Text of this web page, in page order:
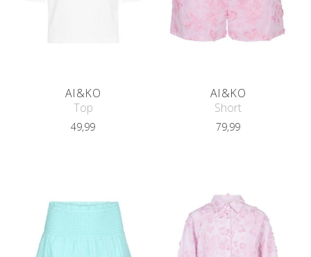
AI&KO
Top
49,99
AI&KO
Short
79,99